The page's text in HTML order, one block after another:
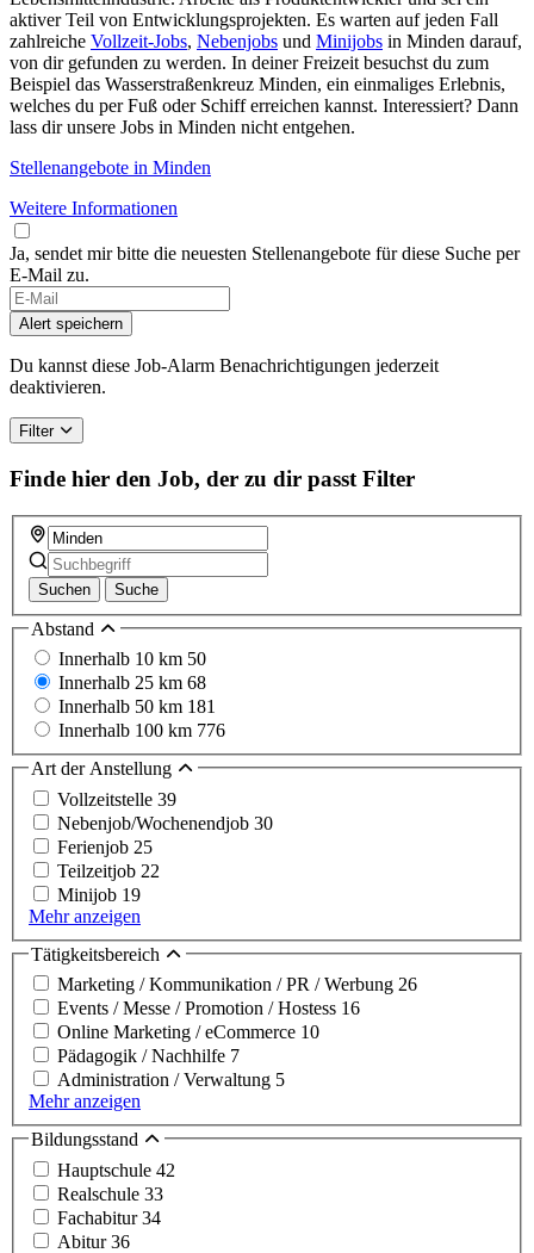
aktiver Teil von Entwicklungsprojekten. Es warten auf jeden Fall
zahlreiche Vollzeit-Jobs, Nebenjobs und Minijobs in Minden darauf,
von dir gefunden zu werden. In deiner Freizeit besuchst du zum
Beispiel das Wasserstraßenkreuz Minden, ein einmaliges Erlebnis,
welches du per Fuß oder Schiff erreichen kannst. Interessiert? Dann
lass dir unsere Jobs in Minden nicht entgehen.
Stellenangebote in Minden
Weitere Informationen
Ja, sendet mir bitte die neuesten Stellenangebote für diese Suche per
E-Mail zu.
Alert speichern
Du kannst diese Job-Alarm Benachrichtigungen jederzeit
deaktivieren.
Filter
Finde hier den Job, der zu dir passt Filter
Suchen Suche
Abstand
Innerhalb 10 km 50
Innerhalb 25 km 68
Innerhalb 50 km 181
Innerhalb 100 km 776
Art der Anstellung
Vollzeitstelle 39
Nebenjob/Wochenendjob 30
Ferienjob 25
Teilzeitjob 22
Minijob 19
Mehr anzeigen
Tätigkeitsbereich
Marketing / Kommunikation / PR / Werbung 26
Events / Messe / Promotion / Hostess 16
Online Marketing / eCommerce 10
Pädagogik / Nachhilfe 7
Administration / Verwaltung 5
Mehr anzeigen
Bildungsstand
Hauptschule 42
Realschule 33
Fachabitur34
Abitur36